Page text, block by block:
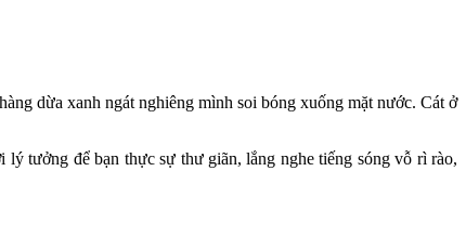
dừa xanh ngát nghiêng mình soi bóng xuống mặt nước. Cát ở
tưởng để bạn thực sự thư giãn, lắng nghe tiếng sóng vỗ rì rào,